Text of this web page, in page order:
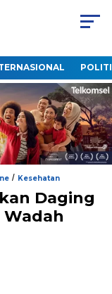
/ Kesehatan
Daging